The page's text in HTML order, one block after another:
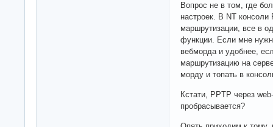
Вопрос не в том, где
настроек. В NT консоли
маршрутизации, все в
функции. Если мне
вебморда и удобнее,
маршрутизацию на
морду и топать в
Кстати, PPTP через
пробрасывается?